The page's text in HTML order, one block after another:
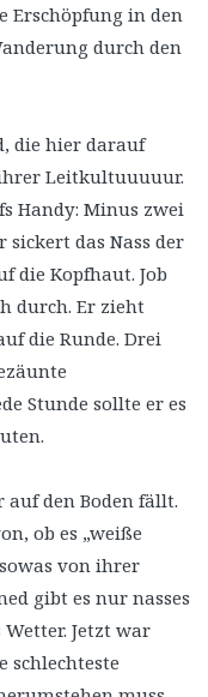
Erschöpfung in den
durch den
die hier darauf
Leitkultuuuuur.
Handy: Minus zwei
sickert das Nass der
die Kopfhaut. Job
durch. Er zieht
die Runde. Drei
Stunde sollte er es
auf den Boden fällt.
ob es „weiße
von ihrer
gibt es nur nasses
Jetzt war
schlechteste